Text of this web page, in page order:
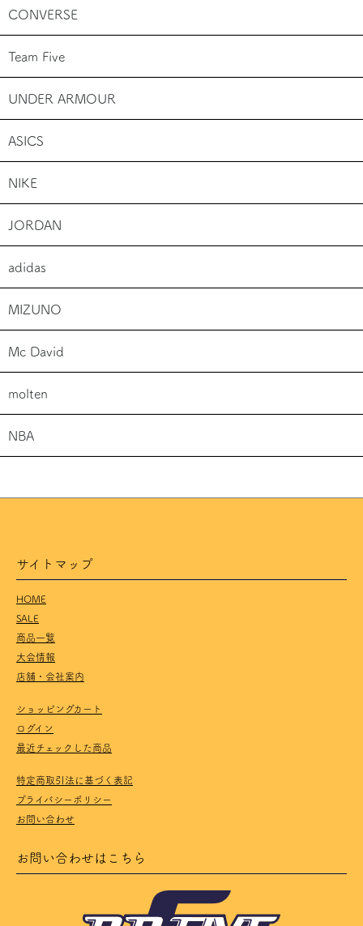
CONVERSE
Team Five
UNDER ARMOUR
ASICS
NIKE
JORDAN
adidas
MIZUNO
Mc David
molten
NBA
サイトマップ
HOME
SALE
商品一覧
大会情報
店舗・会社案内
ショッピングカート
ログイン
最近チェックした商品
特定商取引法に基づく表記
プライバシーポリシー
お問い合わせ
お問い合わせはこちら